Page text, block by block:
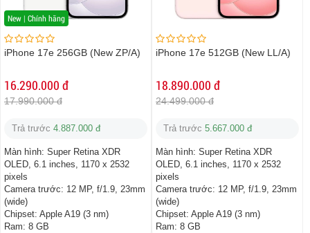
New | Chính hãng
iPhone 17e 256GB (New ZP/A)
16.290.000 đ
17.990.000 đ
Trả trước 4.887.000 đ
Màn hình: Super Retina XDR
OLED, 6.1 inches, 1170 x 2532
pixels
Camera trước: 12 MP, f/1.9, 23mm
(wide)
Chipset: Apple A19 (3 nm)
Ram: 8 GB
iPhone 17e 512GB (New LL/A)
18.890.000 đ
24.499.000 đ
Trả trước 5.667.000 đ
Màn hình: Super Retina XDR
OLED, 6.1 inches, 1170 x 2532
pixels
Camera trước: 12 MP, f/1.9, 23mm
(wide)
Chipset: Apple A19 (3 nm)
Ram: 8 GB